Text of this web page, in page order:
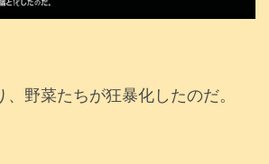
野菜たちが狂暴化したのだ。